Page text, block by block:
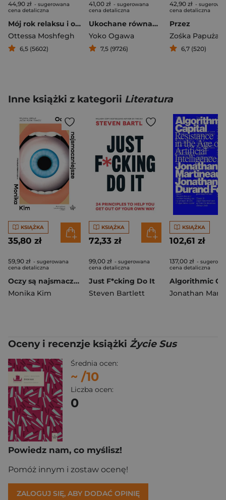
44,90 zł - sugerowana
cena detaliczna
Mój rok relaksu i odpoczynku
Ottessa Moshfegh
6,5 (5602)
41,00 zł - sugerowana
cena detaliczna
Ukochane równanie profesora
Yoko Ogawa
7,5 (9726)
42,90 zł -
cena detaliczna
Przez
Zośka
6,7 (520)
Inne książki z kategorii Literatura
KSIĄŻKA
35,80 zł
59,90 zł - sugerowana
cena detaliczna
Oczy są najsmaczniejsze
Monika Kim
KSIĄŻKA
72,33 zł
99,00 zł - sugerowana
cena detaliczna
Just F*cking Do It
Steven Bartlett
KSIĄŻKA
102,61 zł
137,00 zł -
cena detaliczna
Oceny i recenzje książki Życie Sus
Średnia ocen:
~ /10
Liczba ocen:
0
Powiedz nam, co myślisz!
Pomóż innym i zostaw ocenę!
ZALOGUJ SIĘ, ABY DODAĆ OPINIĘ